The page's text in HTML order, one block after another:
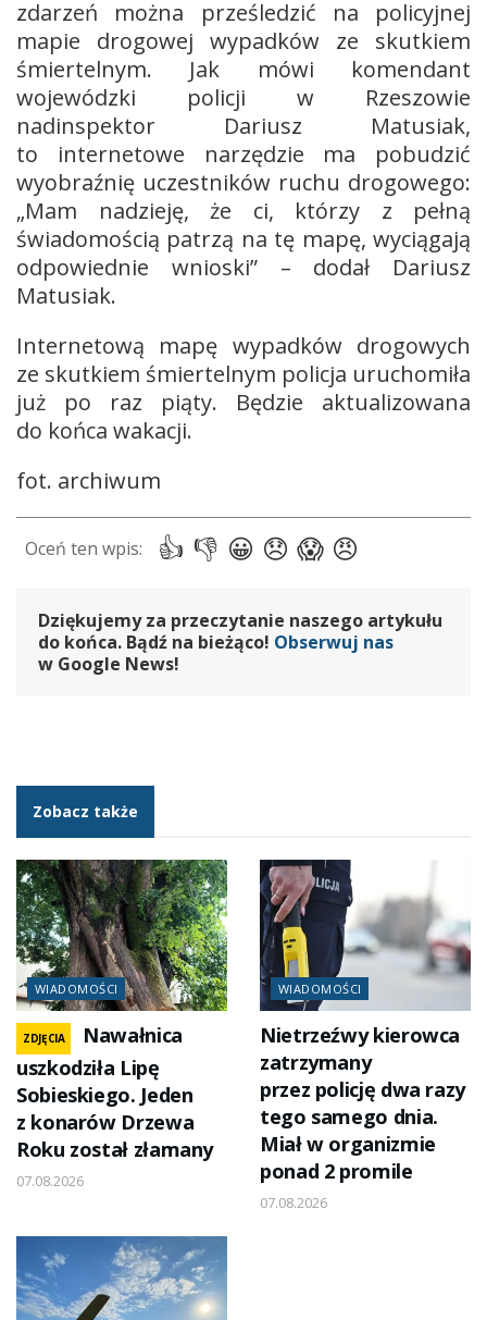
zdarzeń można prześledzić na policyjnej
mapie drogowej wypadków ze skutkiem
śmiertelnym. Jak mówi komendant
wojewódzki policji w Rzeszowie
nadinspektor Dariusz Matusiak,
to internetowe narzędzie ma pobudzić
wyobraźnię uczestników ruchu drogowego:
„Mam nadzieję, że ci, którzy z pełną
świadomością patrzą na tę mapę, wyciągają
odpowiednie wnioski” – dodał Dariusz
Matusiak.
Internetową mapę wypadków drogowych
ze skutkiem śmiertelnym policja uruchomiła
już po raz piąty. Będzie aktualizowana
do końca wakacji.
fot. archiwum
Dziękujemy za przeczytanie naszego artykułu
do końca. Bądź na bieżąco! Obserwuj nas
w Google News!
Zobacz także
WIADOMOŚCI
ZDJĘCIA
Nawałnica
uszkodziła Lipę
Sobieskiego. Jeden
z konarów Drzewa
Roku został złamany
07.08.2026
WIADOMOŚCI
Nietrzeźwy kierowca
zatrzymany
przez policję dwa razy
tego samego dnia.
Miał w organizmie
ponad 2 promile
07.08.2026